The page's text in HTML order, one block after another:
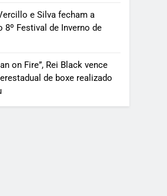
e Silva fecham a
8º Festival de Inverno de
on Fire”, Rei Black vence
de boxe realizado